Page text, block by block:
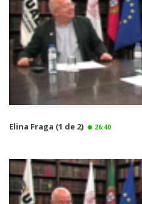
Elina Fraga (1 de 2) 26:40